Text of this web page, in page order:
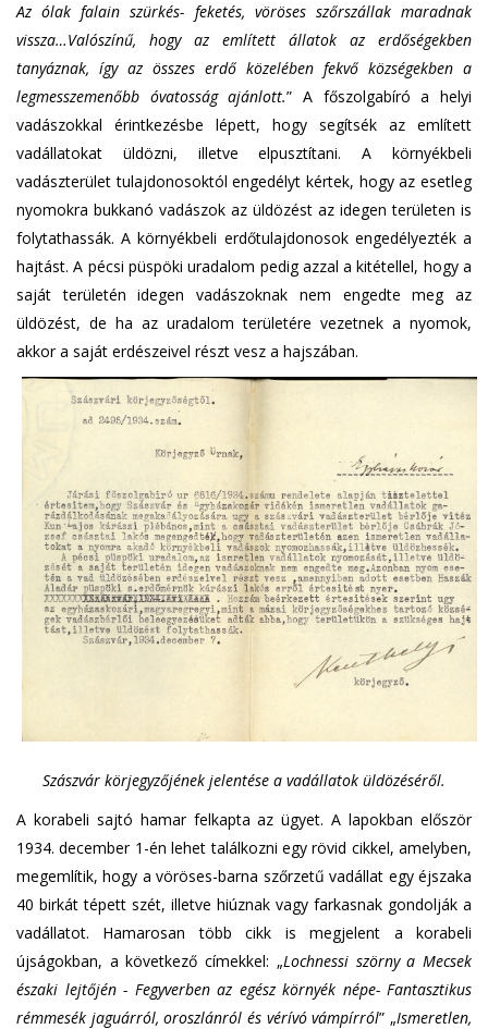
Az ólak falain szürkés- feketés, vöröses szőrszállak maradnak
vissza…Valószínű, hogy az említett állatok az erdőségekben
tanyáznak, így az összes erdő közelében fekvő községekben a
legmesszemenőbb óvatosság ajánlott.” A főszolgabíró a helyi
vadászokkal érintkezésbe lépett, hogy segítsék az említett
vadállatokat üldözni, illetve elpusztítani. A környékbeli
vadászterület tulajdonosoktól engedélyt kértek, hogy az esetleg
nyomokra bukkanó vadászok az üldözést az idegen területen is
folytathassák. A környékbeli erdőtulajdonosok engedélyezték a
hajtást. A pécsi püspöki uradalom pedig azzal a kitétellel, hogy a
saját területén idegen vadászoknak nem engedte meg az
üldözést, de ha az uradalom területére vezetnek a nyomok,
akkor a saját erdészeivel részt vesz a hajszában.
Szászvár körjegyzőjének jelentése a vadállatok üldözéséről.
A korabeli sajtó hamar felkapta az ügyet. A lapokban először
1934. december 1-én lehet találkozni egy rövid cikkel, amelyben,
megemlítik, hogy a vöröses-barna szőrzetű vadállat egy éjszaka
40 birkát tépett szét, illetve hiúznak vagy farkasnak gondolják a
vadállatot. Hamarosan több cikk is megjelent a korabeli
újságokban, a következő címekkel: „Lochnessi szörny a Mecsek
északi lejtőjén - Fegyverben az egész környék népe- Fantasztikus
rémmesék jaguárról, oroszlánról és vérívó vámpírról” „Ismeretlen,